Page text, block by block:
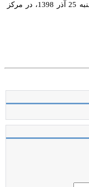
سخنران، به پایان رسید. نشست هفتم از این مجموعه، روز دوشنبه 25 آذر 1398، در مرکز